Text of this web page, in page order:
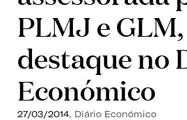
PLMJ e
destaque no
Económico
27/03/2014, Diário Económico